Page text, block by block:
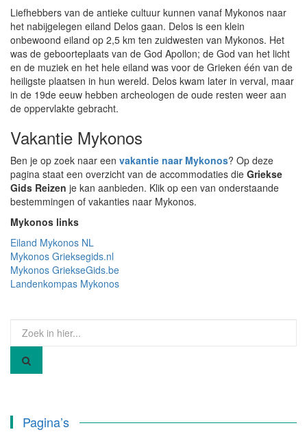
Liefhebbers van de antieke cultuur kunnen vanaf Mykonos naar
het nabijgelegen eiland Delos gaan. Delos is een klein
onbewoond eiland op 2,5 km ten zuidwesten van Mykonos. Het
was de geboorteplaats van de God Apollon; de God van het licht
en de muziek en het hele eiland was voor de Grieken één van de
heiligste plaatsen in hun wereld. Delos kwam later in verval, maar
in de 19de eeuw hebben archeologen de oude resten weer aan
de oppervlakte gebracht.
Vakantie Mykonos
Ben je op zoek naar een vakantie naar Mykonos? Op deze
pagina staat een overzicht van de accommodaties die Griekse
Gids Reizen je kan aanbieden. Klik op een van onderstaande
bestemmingen of vakanties naar Mykonos.
Mykonos links
Eiland Mykonos NL
Mykonos Grieksegids.nl
Mykonos GriekseGids.be
Landenkompas Mykonos
naar:
Pagina’s